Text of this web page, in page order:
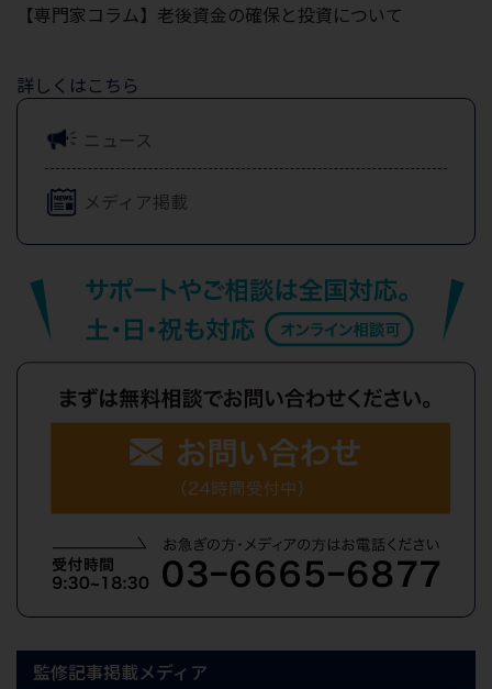
【専門家コラム】老後資金の確保と投資について
詳しくはこちら
ニュース
メディア掲載
監修記事掲載メディア